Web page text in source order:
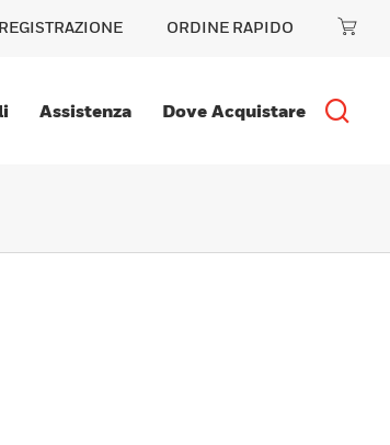
REGISTRAZIONE ORDINE RAPIDO
Assistenza Dove Acquistare